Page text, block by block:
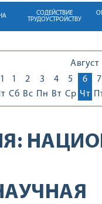
СОДЕЙСТВИЕ
ТРУДОУСТРОЙСТВУ
Август
1
Сб
2
Вс
3
Пн
4
Вт
5
Ср
6
Чт
7